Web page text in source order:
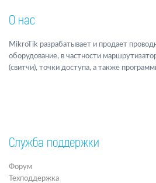
О нас
MikroTik разрабатывает и продает
оборудование, в частности
(свитчи), точки доступа, а также
Служба поддержки
Форум
Техподдержка